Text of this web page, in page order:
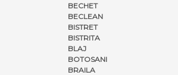
BECHET
BECLEAN
BISTRET
BISTRITA
BLAJ
BOTOSANI
BRAILA